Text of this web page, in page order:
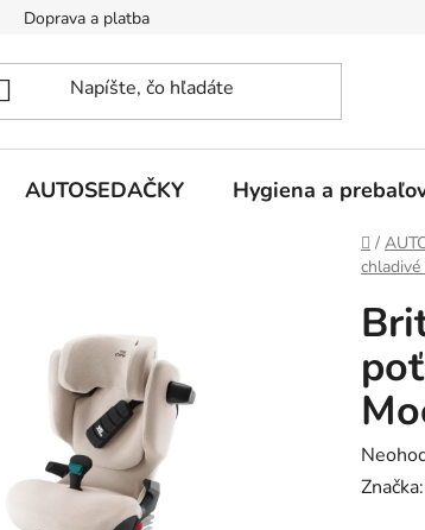
Doprava a platba
AUTOSEDAČKY Hygiena a
Domov
/